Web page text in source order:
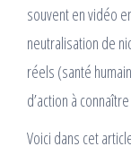
souvent en vidéo
neutralisation de
réels (santé
d’action à
Voici dans cet